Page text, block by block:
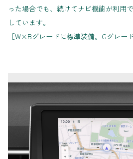
った場合でも、続けてナビ機能が利用
しています。
［W×Bグレードに標準装備。Gグレー